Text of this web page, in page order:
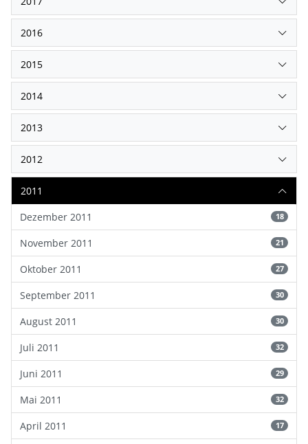
2016
2015
2014
2013
2012
2011
Dezember 2011
18
November 2011 21
Oktober 2011 27
September 2011 30
August 2011 30
Juli 2011 32
Juni 2011 29
Mai 2011 32
April 2011 17